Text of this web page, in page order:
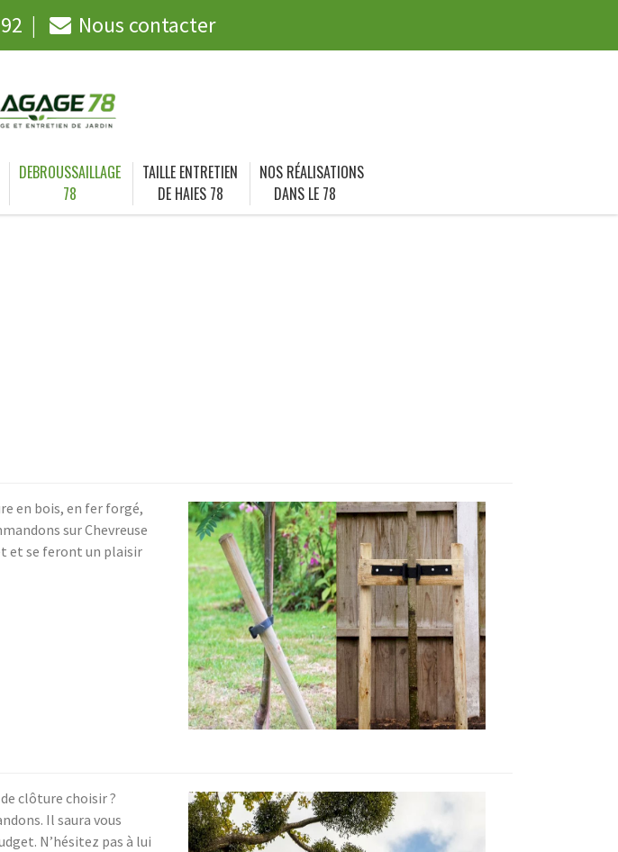
Nous contacter
DEBROUSSAILLAGE
78
TAILLE ENTRETIEN
DE HAIES 78
NOS RÉALISATIONS
DANS LE 78
en bois, en fer forgé,
sur Chevreuse
et se feront un plaisir
clôture choisir ?
Il saura vous
N’hésitez pas à lui